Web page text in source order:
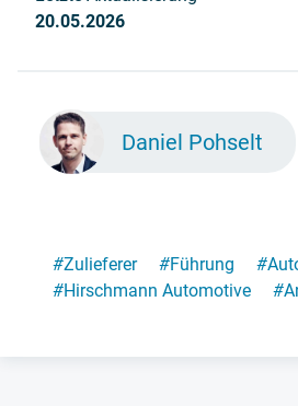
20.05.2026
Daniel Pohselt
#Zulieferer #Führung #
#Hirschmann Automotive #